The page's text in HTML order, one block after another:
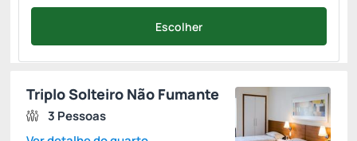
Escolher
Triplo Solteiro Não Fumante
3 Pessoas